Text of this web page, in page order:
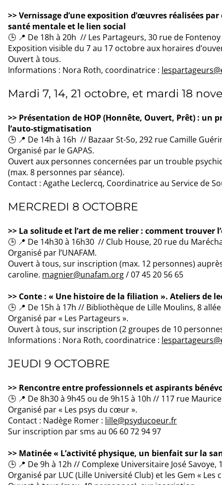
>> Vernissage d’une exposition d’œuvres réalisées
santé mentale et le lien social
🕒 📍 De 18h à 20h // Les Partageurs, 30 rue de
Exposition visible du 7 au 17 octobre aux horaires
Ouvert à tous.
Informations : Nora Roth, coordinatrice :
Mardi 7, 14, 21 octobre, et mardi 18
>> Présentation de HOP (Honnête, Ouvert, Prêt) :
l’auto-stigmatisation
🕒 📍 De 14h à 16h // Bazaar St-So, 292 rue Camille
Organisé par le GAPAS.
Ouvert aux personnes concernées par un trouble
(max. 8 personnes par séance).
Contact : Agathe Leclercq, Coordinatrice au Service de
MERCREDI 8 OCTOBRE
>> La solitude et l’art de me relier : comment trouver
🕒 📍 De 14h30 à 16h30 // Club House, 20 rue du
Organisé par l’UNAFAM.
Ouvert à tous, sur inscription (max. 12 personnes)
caroline. magnier@unafam.org/ 07 45 20 56 65
>> Conte : « Une histoire de la filiation ». Ateliers de
🕒 📍 De 15h à 17h // Bibliothèque de Lille Moulins, 8
Organisé par « Les Partageurs ».
Ouvert à tous, sur inscription (2 groupes de 10
Informations : Nora Roth, coordinatrice :
JEUDI 9 OCTOBRE
>> Rencontre entre professionnels et aspirants
🕒 📍 De 8h30 à 9h45 ou de 9h15 à 10h // 117 rue
Organisé par « Les psys du cœur ».
Contact : Nadège Romer : lille@psyducoeur.fr
Sur inscription par sms au 06 60 72 94 97
>> Matinée « L’activité physique, un bienfait sur la
🕒 📍 De 9h à 12h // Complexe Universitaire José
Organisé par LUC (Lille Université Club) et les Gem «